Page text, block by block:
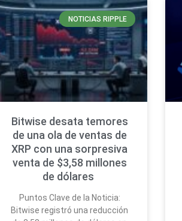
NOTICIAS RIPPLE
Bitwise desata temores
de una ola de ventas de
XRP con una sorpresiva
venta de $3,58 millones
de dólares
Puntos Clave de la Noticia:
Bitwise registró una reducción